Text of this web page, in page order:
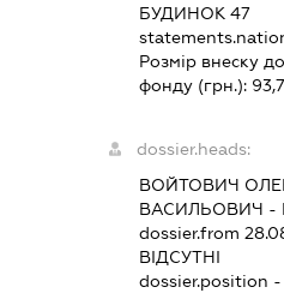
БУДИНОК 47
Розмір внеску
фонду (грн.):
dossier.heads:
ВОЙТОВИЧ
ВАСИЛЬОВИЧ -
dossier.from
ВІДСУТНІ
dossier.position -